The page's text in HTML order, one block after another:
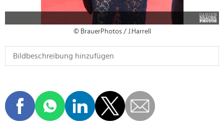
© BrauerPhotos / J.Harrell